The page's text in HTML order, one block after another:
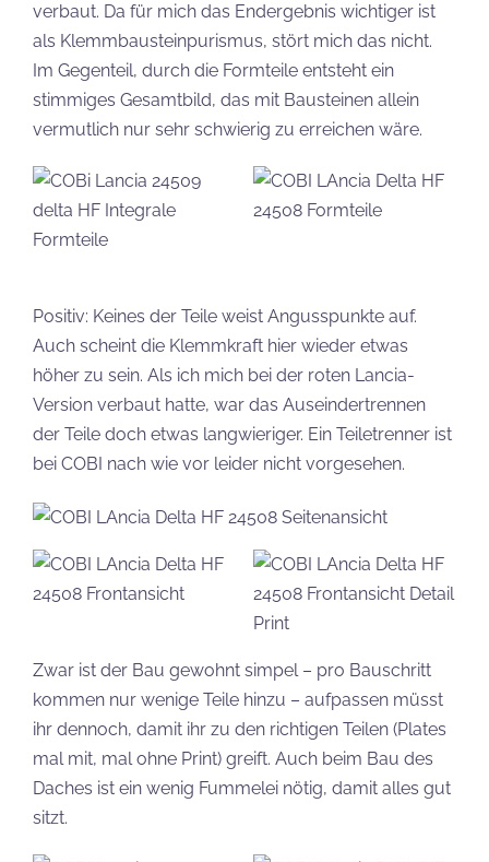
verbaut. Da für mich das Endergebnis wichtiger ist
als Klemmbausteinpurismus, stört mich das nicht.
Im Gegenteil, durch die Formteile entsteht ein
stimmiges Gesamtbild, das mit Bausteinen allein
vermutlich nur sehr schwierig zu erreichen wäre.
Positiv: Keines der Teile weist Angusspunkte auf.
Auch scheint die Klemmkraft hier wieder etwas
höher zu sein. Als ich mich bei der roten Lancia-
Version verbaut hatte, war das Auseindertrennen
der Teile doch etwas langwieriger. Ein Teiletrenner ist
bei COBI nach wie vor leider nicht vorgesehen.
Zwar ist der Bau gewohnt simpel – pro Bauschritt
kommen nur wenige Teile hinzu – aufpassen müsst
ihr dennoch, damit ihr zu den richtigen Teilen (Plates
mal mit, mal ohne Print) greift. Auch beim Bau des
Daches ist ein wenig Fummelei nötig, damit alles gut
sitzt.